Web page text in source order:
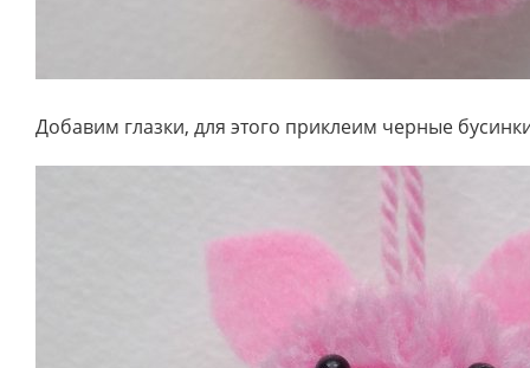
Добавим глазки, для этого приклеим черные